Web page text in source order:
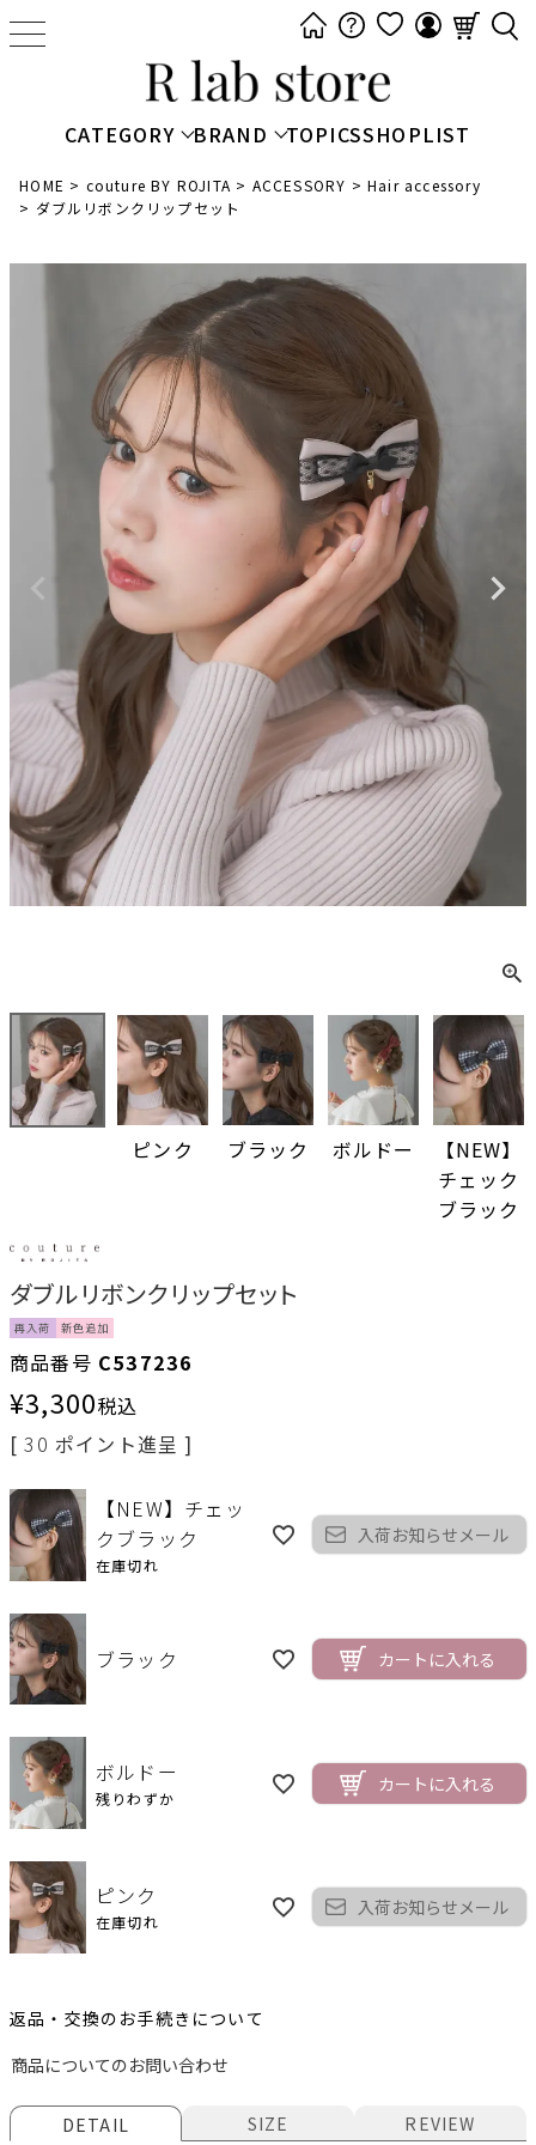
t
e
n
CATEGORY BRAND TOPICSSHOPLIST
HOME couture BY ROJITA ACCESSORY
Hair accessory
ダブルリボンクリップセット
ピンク ブラック ボルドー
【NEW】
チェック
ブラック
ダブルリボンクリップセット
再入荷 新色追加
商品番号 C537236
¥3,300税込
[ 30 ポイント進呈 ]
【NEW】チェッ
クブラック
在庫切れ
入荷お知らせメール
ブラック カートに入れる
ボルドー
残りわずか
カートに入れる
ピンク
在庫切れ
入荷お知らせメール
返品・交換のお手続きについて
商品についてのお問い合わせ
DETAIL SIZE REVIEW